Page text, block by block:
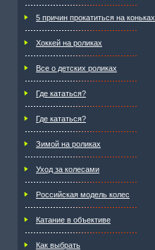
5 причин прокатиться на коньках
Хоккей на роликах
Все о детских роликах
Где кататься?
Где кататься?
Зимой на роликах
Уход за колесами
Российская модель колес
Катание в объективе
Как выбрать